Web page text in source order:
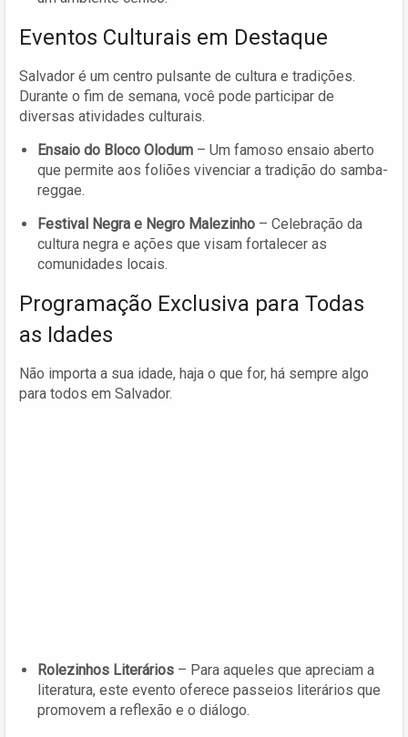
Eventos Culturais em Destaque
Salvador é um centro pulsante de cultura e tradições.
Durante o fim de semana, você pode participar de
diversas atividades culturais.
Ensaio do Bloco Olodum – Um famoso ensaio aberto
que permite aos foliões vivenciar a tradição do samba-
reggae.
Festival Negra e Negro Malezinho – Celebração da
cultura negra e ações que visam fortalecer as
comunidades locais.
Programação Exclusiva para Todas
as Idades
Não importa a sua idade, haja o que for, há sempre algo
para todos em Salvador.
Rolezinhos Literários – Para aqueles que apreciam a
literatura, este evento oferece passeios literários que
promovem a reflexão e o diálogo.